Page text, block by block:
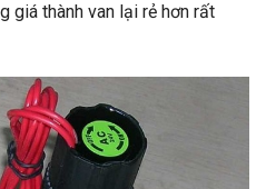
giá thành van lại rẻ hơn rất